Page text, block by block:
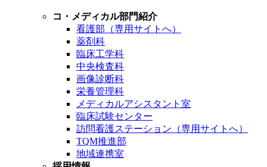
コ・メディカル部門紹介
看護部（専用サイトへ）
薬剤科
臨床工学科
中央検査科
画像診断科
栄養管理科
メディカルアシスタント室
臨床試験センター
訪問看護ステーション（専用サイトへ）
TQM推進部
地域連携室